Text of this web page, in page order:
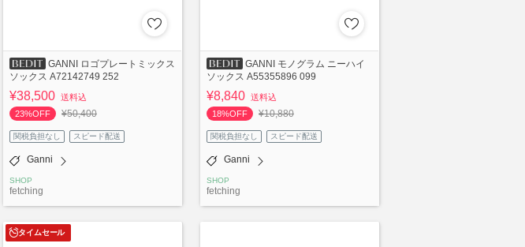
GANNI ロゴプレートミックス
ソックス A72142749 252
¥38,500 送料込
23%OFF
¥50,400
関税負担なし スピード配送
Ganni
SHOP
fetching
GANNI モノグラム ニーハイ
ソックス A55355896 099
¥8,840 送料込
18%OFF
¥10,880
関税負担なし スピード配送
Ganni
SHOP
fetching
タイムセール